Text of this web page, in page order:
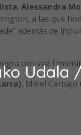
Udala
, Alessandra
a las que
además de
con voz
, Mikel Carbajo